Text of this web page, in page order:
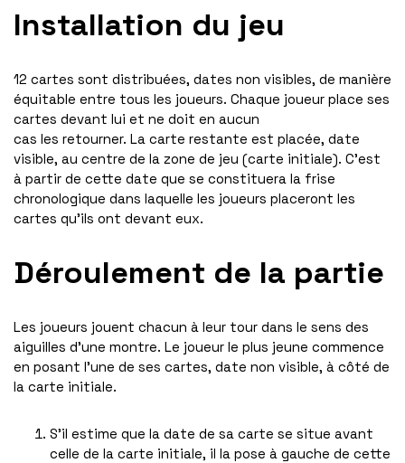
Installation du jeu
12 cartes sont distribuées, dates non visibles, de manière
équitable entre tous les joueurs. Chaque joueur place ses
cartes devant lui et ne doit en aucun
cas les retourner. La carte restante est placée, date
visible, au centre de la zone de jeu (carte initiale). C’est
à partir de cette date que se constituera la frise
chronologique dans laquelle les joueurs placeront les
cartes qu’ils ont devant eux.
Déroulement de la partie
Les joueurs jouent chacun à leur tour dans le sens des
aiguilles d’une montre. Le joueur le plus jeune commence
en posant l’une de ses cartes, date non visible, à côté de
la carte initiale.
S’il estime que la date de sa carte se situe avant
celle de la carte initiale, il la pose à gauche de cette